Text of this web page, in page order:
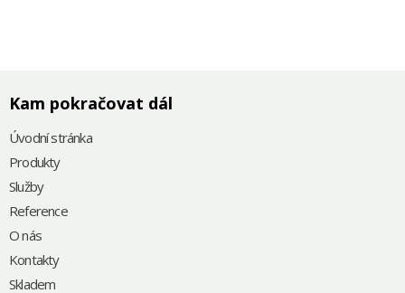
Kam pokračovat dál
Úvodní stránka
Produkty
Služby
Reference
O nás
Kontakty
Skladem